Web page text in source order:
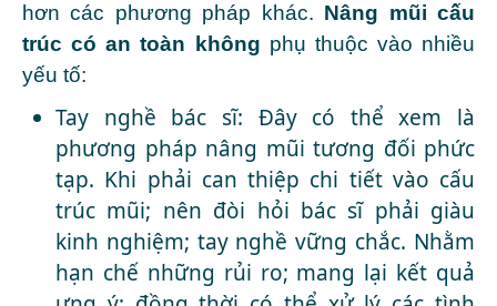
hơn các phương pháp khác. Nâng mũi cấu
trúc có an toàn không phụ thuộc vào nhiều
yếu tố:
Tay nghề bác sĩ: Đây có thể xem là
phương pháp nâng mũi tương đối phức
tạp. Khi phải can thiệp chi tiết vào cấu
trúc mũi; nên đòi hỏi bác sĩ phải giàu
kinh nghiệm; tay nghề vững chắc. Nhằm
hạn chế những rủi ro; mang lại kết quả